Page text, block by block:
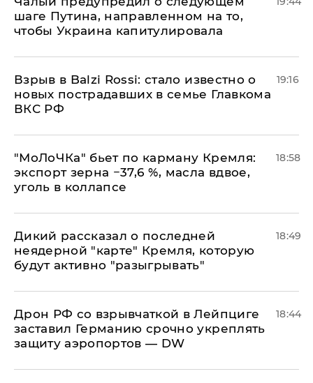
шаге Путина, направленном на то,
чтобы Украина капитулировала
Взрыв в Balzi Rossi: стало известно о
новых пострадавших в семье Главкома
ВКС РФ
19:16
​"МоЛоЧКа" бьет по карману Кремля:
экспорт зерна −37,6 %, масла вдвое,
уголь в коллапсе
18:58
Дикий рассказал о последней
неядерной "карте" Кремля, которую
будут активно "разыгрывать"
18:49
​Дрон РФ со взрывчаткой в Лейпциге
заставил Германию срочно укреплять
защиту аэропортов — DW
18:44